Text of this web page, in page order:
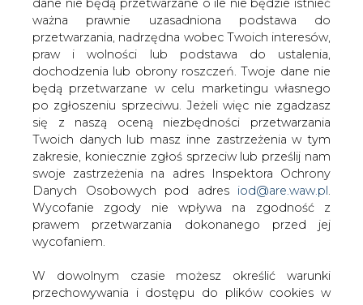
ważna prawnie uzasadniona podstawa do
przetwarzania, nadrzędna wobec Twoich interesów,
praw i wolności lub podstawa do ustalenia,
dochodzenia lub obrony roszczeń. Twoje dane nie
będą przetwarzane w celu marketingu własnego
po zgłoszeniu sprzeciwu. Jeżeli więc nie zgadzasz
się z naszą oceną niezbędności przetwarzania
Twoich danych lub masz inne zastrzeżenia w tym
zakresie, koniecznie zgłoś sprzeciw lub prześlij nam
swoje zastrzeżenia na adres Inspektora Ochrony
Danych Osobowych pod adres iod@are.waw.pl
Wycofanie zgody nie wpływa na zgodność z
prawem przetwarzania dokonanego przed jej
wycofaniem.
W dowolnym czasie możesz określić warunki
przechowywania i dostępu do plików cookies w
gazowych.
Renesansem węgla szczególnie zaniepokojona jest
Norwegia będąca drugim co do wielkości dostawcą gazu
ziemnego w Europie. Według Statoila Unia Europejska
nie ma strategii co do miejsca gazu w jej bilansie
energetycznym. W czasach kryzysu coraz mniejszą
uwagę zwraca się na tak modne do niedawna zapisy o
redukcji emisji CO2, a zużycie węgla w Europie rośnie.
Według cytowanego przez DGP Rune Bjornsona,
wiceprezesa Statoila, producenci gazu nie są w stanie
oszacować obecnie przyszłego zapotrzebowania na to
paliwo, co stawia pod znakiem zapytania gazowe
inwestycje w Europie. Dotyczy to norweskich inwestycji
w wydobycie na Morzu Północnym i Azerbejdżanie.
DGP przytacza wyliczenia Bloomberga, z których wynika,
że w Niemczech produkcja 1 MWh energii z gazu jest o